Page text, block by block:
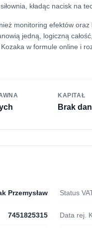
kładąc nacisk na
monitoring efektów
jedną, logiczną
w formule online i
KAPITAŁ
Brak
Przemysław
7451825315
Status
Data rej.